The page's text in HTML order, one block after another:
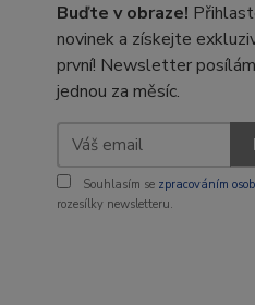
Buďte v obraze!
novinek a získejte
první! Newsletter
jednou za měsíc.
Souhlasím se zpracováním
rozesílky newsletteru.